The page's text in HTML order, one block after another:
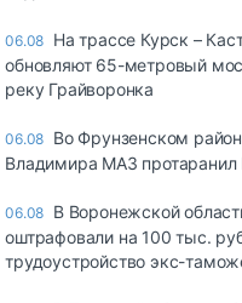
06.08 На трассе Курск –
обновляют 65-метровый
реку Грайворонка
06.08 Во Фрунзенском
Владимира МАЗ протаранил
06.08 В Воронежской
оштрафовали на 100 тыс.
трудоустройство экс-